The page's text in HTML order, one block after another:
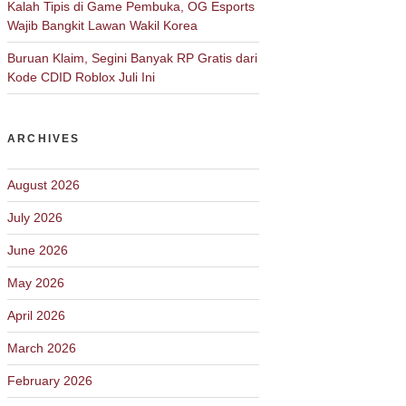
Kalah Tipis di Game Pembuka, OG Esports
Wajib Bangkit Lawan Wakil Korea
Buruan Klaim, Segini Banyak RP Gratis dari
Kode CDID Roblox Juli Ini
ARCHIVES
August 2026
July 2026
June 2026
May 2026
April 2026
March 2026
February 2026